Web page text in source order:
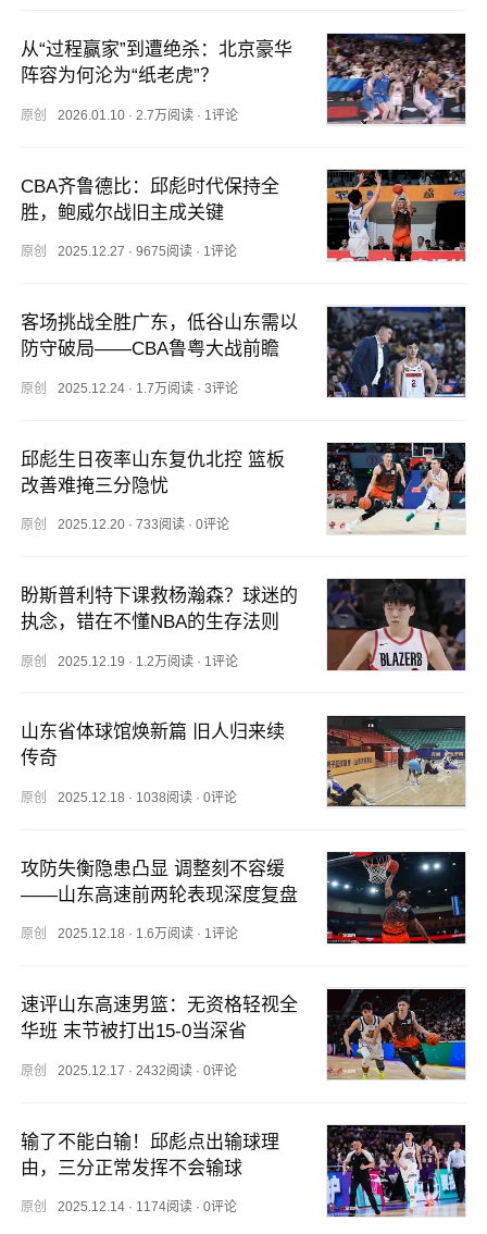
从“过程赢家”到遭绝杀：北京豪华
阵容为何沦为“纸老虎”？
原创 2026.01.10· 2.7万阅读· 1评论
CBA齐鲁德比：邱彪时代保持全
胜，鲍威尔战旧主成关键
原创 2025.12.27 · 9675阅读· 1评论
客场挑战全胜广东，低谷山东需以
防守破局——CBA鲁粤大战前瞻
原创 2025.12.24· 1.7万阅读· 3评论
邱彪生日夜率山东复仇北控 篮板
改善难掩三分隐忧
原创 2025.12.20· 733阅读· 0评论
盼斯普利特下课救杨瀚森？球迷的
执念，错在不懂NBA的生存法则
原创 2025.12.19 · 1.2万阅读· 1评论
山东省体球馆焕新篇 旧人归来续
传奇
原创 2025.12.18 · 1038阅读· 0评论
攻防失衡隐患凸显 调整刻不容缓
——山东高速前两轮表现深度复盘
原创 2025.12.18 · 1.6万阅读· 1评论
速评山东高速男篮：无资格轻视全
华班 末节被打出15-0当深省
原创 2025.12.17 · 2432阅读· 0评论
输了不能白输！邱彪点出输球理
由，三分正常发挥不会输球
原创 2025.12.14· 1174阅读· 0评论